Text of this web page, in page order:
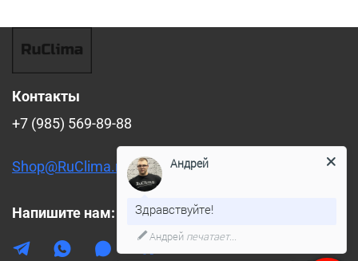
Контакты
+7 (985) 569-89-88
Shop@RuClima.ru
Напишите нам:
Андрей
Здравствуйте!
Андрей печатает...